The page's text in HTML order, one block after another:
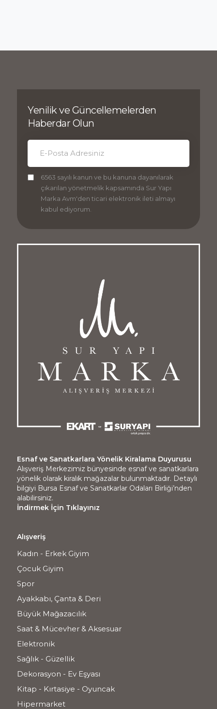
Yenilik ve Güncellemelerden
Haberdar Olun
6563 sayılı kanun ve bu kanuna dayanılarak
çıkarılan yönetmelik kapsamında Sur Yapı
Marka Avm'den ticari elektronik ileti almayı
kabul ediyorum.
Esnaf ve Sanatkarlara Yönelik Kiralama Duyurusu
Alışveriş Merkezimiz bünyesinde esnaf ve sanatkarlara
yönelik olarak kiralık mağazalar bulunmaktadır. Detaylı
bilgiyi Bursa Esnaf ve Sanatkarlar Odaları Birliği’nden
alabilirsiniz.
İndirmek İçin Tıklayınız
Alışveriş
Kadın - Erkek Giyim
Çocuk Giyim
Spor
Ayakkabı, Çanta & Deri
Büyük Mağazacılık
Saat & Mücevher & Aksesuar
Elektronik
Sağlık - Güzellik
Dekorasyon - Ev Eşyası
Kitap - Kırtasiye - Oyuncak
Hipermarket